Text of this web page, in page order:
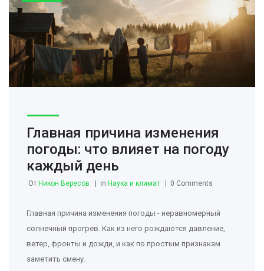
Главная причина изменения
погоды: что влияет на погоду
каждый день
От Никон Вересов in Наука и климат 0 Comments
Главная причина изменения погоды - неравномерный
солнечный прогрев. Как из него рождаются давление,
ветер, фронты и дожди, и как по простым признакам
заметить смену.